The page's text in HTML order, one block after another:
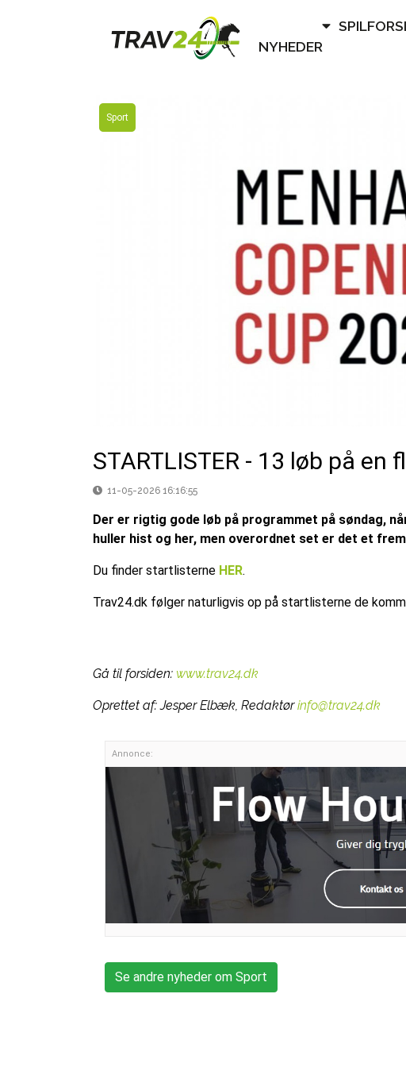
Sport
STARTLISTER - 13 løb på
11-05-2026 16:16:55
Der er rigtig gode løb på programmet på søndag,
huller hist og her, men overordnet set er det et
Du finder startlisterne HER.
Trav24.dk følger naturligvis op på startlisterne de
Gå til forsiden: www.trav24.dk
Oprettet af:Jesper Elbæk, Redaktør info@trav24.dk
Annonce:
Se andre nyheder om Sport
NYHEDER